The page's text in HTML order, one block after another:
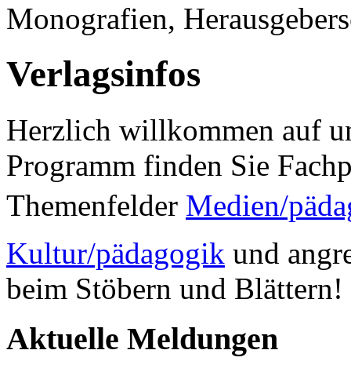
Monografien,
Verlagsinfos
Herzlich willkommen auf
Programm finden Sie
Themenfelder Medien/
Kultur/pädagogik und
beim Stöbern und Blättern!
Aktuelle Meldungen